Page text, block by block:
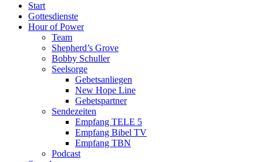
Start
Gottesdienste
Hour of Power
Team
Shepherd’s Grove
Bobby Schuller
Seelsorge
Gebetsanliegen
New Hope Line
Gebetspartner
Sendezeiten
Empfang TELE 5
Empfang Bibel TV
Empfang TBN
Podcast